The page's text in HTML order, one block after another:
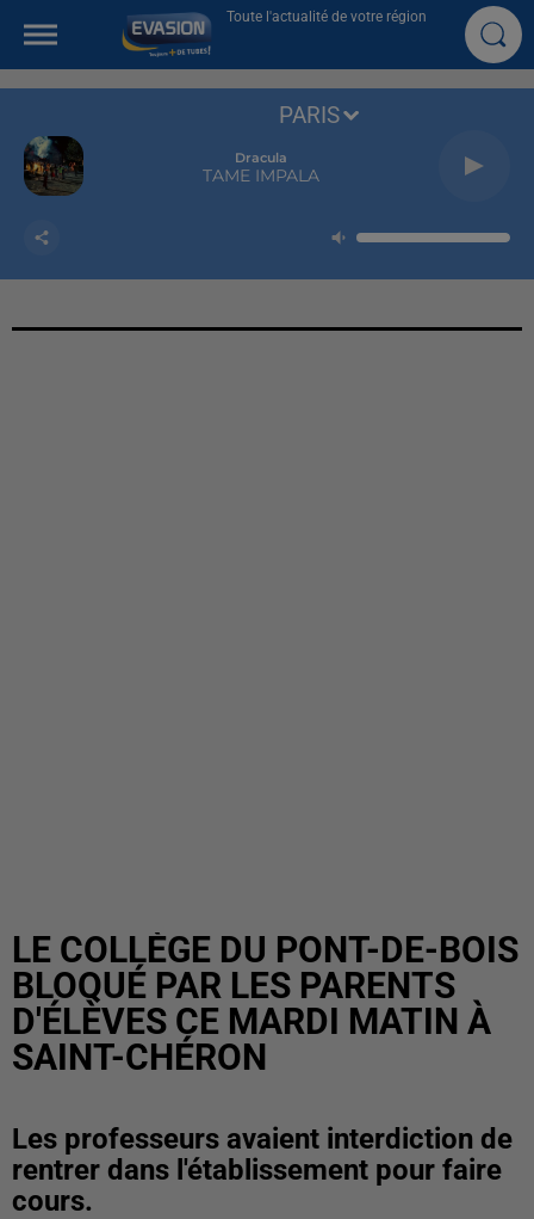
Toute l'actualité de votre région
Dracula
TAME IMPALA
PARIS
LE COLLÈGE DU PONT-DE-BOIS
BLOQUÉ PAR LES PARENTS
D'ÉLÈVES CE MARDI MATIN À
SAINT-CHÉRON
Les professeurs avaient interdiction de
rentrer dans l'établissement pour faire
cours.